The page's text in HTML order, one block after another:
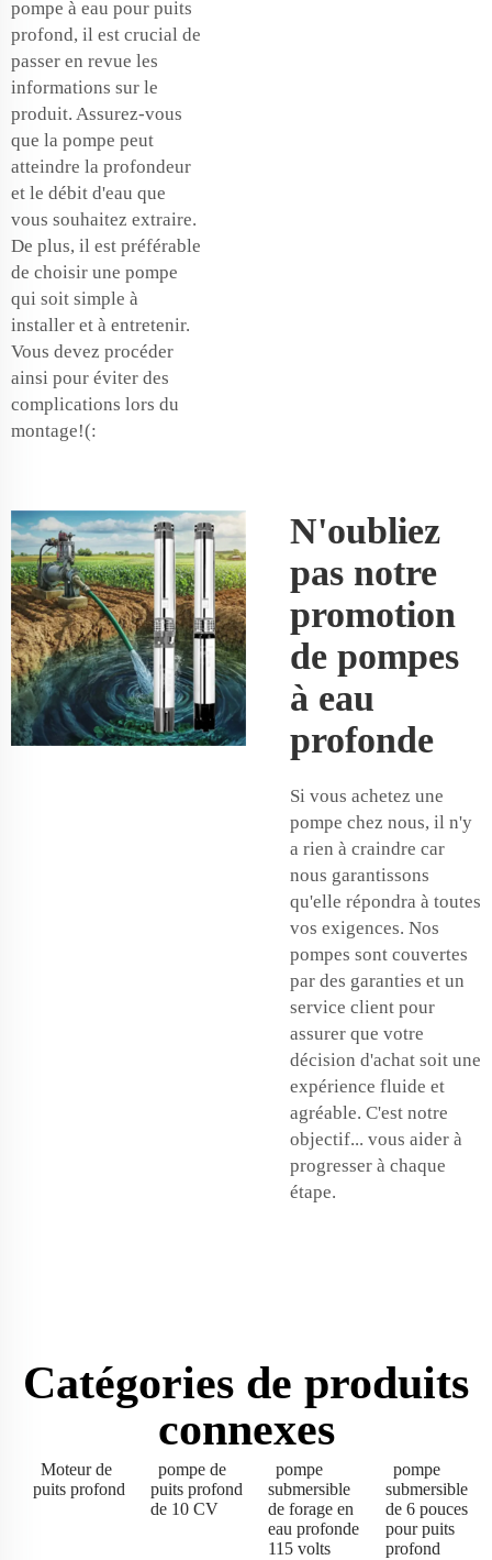
pompe à eau pour puits
profond, il est crucial de
passer en revue les
informations sur le
produit. Assurez-vous
que la pompe peut
atteindre la profondeur
et le débit d'eau que
vous souhaitez extraire.
De plus, il est préférable
de choisir une pompe
qui soit simple à
installer et à entretenir.
Vous devez procéder
ainsi pour éviter des
complications lors du
montage!(:
N'oubliez
pas notre
promotion
de pompes
à eau
profonde
Si vous achetez une
pompe chez nous, il n'y
a rien à craindre car
nous garantissons
qu'elle répondra à toutes
vos exigences. Nos
pompes sont couvertes
par des garanties et un
service client pour
assurer que votre
décision d'achat soit une
expérience fluide et
agréable. C'est notre
objectif... vous aider à
progresser à chaque
étape.
Catégories de produits
connexes
Moteur de
puits profond
pompe de
puits profond
de 10 CV
pompe
submersible
de forage en
eau profonde
115 volts
pompe
submersible
de 6 pouces
pour puits
profond